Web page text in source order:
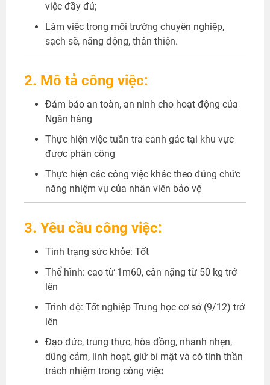
việc đầy đủ;
Làm việc trong môi trường chuyên nghiệp,
sạch sẽ, năng động, thân thiện.
2. Mô tả công việc:
Đảm bảo an toàn, an ninh cho hoạt động của
Ngân hàng
Thực hiện việc tuần tra canh gác tại khu vực
được phân công
Thực hiện các công việc khác theo đúng chức
năng nhiệm vụ của nhân viên bảo vệ
3. Yêu cầu công việc:
Tình trạng sức khỏe: Tốt
Thể hình: cao từ 1m60, cân nặng từ 50 kg trở
lên
Trình độ: Tốt nghiệp Trung học cơ sở (9/12) trở
lên
Đạo đức, trung thực, hòa đồng, nhanh nhẹn,
dũng cảm, linh hoạt, giữ bí mật và có tinh thần
trách nhiệm trong công việc